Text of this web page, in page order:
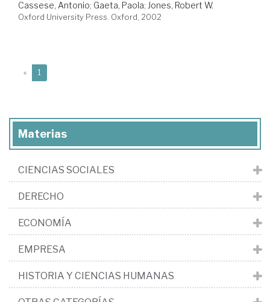
Cassese, Antonio; Gaeta, Paola; Jones, Robert W.
Oxford University Press. Oxford, 2002
« 1
Materias
CIENCIAS SOCIALES
DERECHO
ECONOMÍA
EMPRESA
HISTORIA Y CIENCIAS HUMANAS